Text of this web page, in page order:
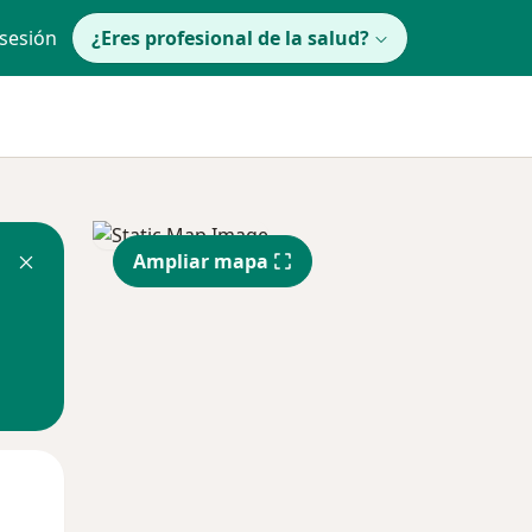
¿Eres profesional de la salud?
Ampliar mapa